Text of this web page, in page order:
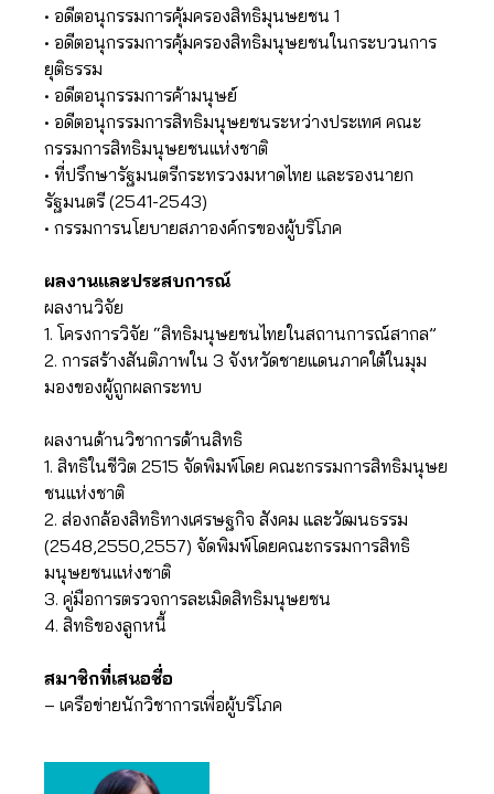
• อดีตอนุกรรมการคุ้มครองสิทธิมุนษยชน 1
• อดีตอนุกรรมการคุ้มครองสิทธิมนุษยชนในกระบวนการ
ยุติธรรม
• อดีตอนุกรรมการค้ามนุษย์
• อดีตอนุกรรมการสิทธิมนุษยชนระหว่างประเทศ คณะ
กรรมการสิทธิมนุษยชนแห่งชาติ
• ที่ปรึกษารัฐมนตรีกระทรวงมหาดไทย และรองนายก
รัฐมนตรี (2541-2543)
• กรรมการนโยบายสภาองค์กรของผู้บริโภค
ผลงานและประสบการณ์
ผลงานวิจัย
1. โครงการวิจัย “สิทธิมนุษยชนไทยในสถานการณ์สากล”
2. การสร้างสันติภาพใน 3 จังหวัดชายแดนภาคใต้ในมุม
มองของผู้ถูกผลกระทบ
ผลงานด้านวิชาการด้านสิทธิ
1. สิทธิในชีวิต 2515 จัดพิมพ์โดย คณะกรรมการสิทธิมนุษย
ชนแห่งชาติ
2. ส่องกล้องสิทธิทางเศรษฐกิจ สังคม และวัฒนธรรม
(2548,2550,2557) จัดพิมพ์โดยคณะกรรมการสิทธิ
มนุษยชนแห่งชาติ
3. คู่มือการตรวจการละเมิดสิทธิมนุษยชน
4. สิทธิของลูกหนี้
สมาชิกที่เสนอชื่อ
– เครือข่ายนักวิชาการเพื่อผู้บริโภค